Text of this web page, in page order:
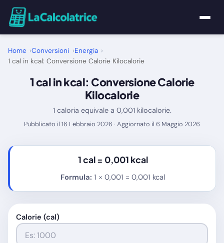
Home
Calcolatrici
Utility
Home Conversioni
Energia
1 cal in kcal: Conversione Calorie Kilocalorie
1 cal in kcal: Conversione Calorie
Kilocalorie
1 caloria equivale a 0,001 kilocalorie.
Pubblicato il 16 Febbraio 2026 · Aggiornato il 6 Maggio 2026
1 cal = 0,001 kcal
Formula: 1 × 0,001 = 0,001 kcal
Calorie (cal)